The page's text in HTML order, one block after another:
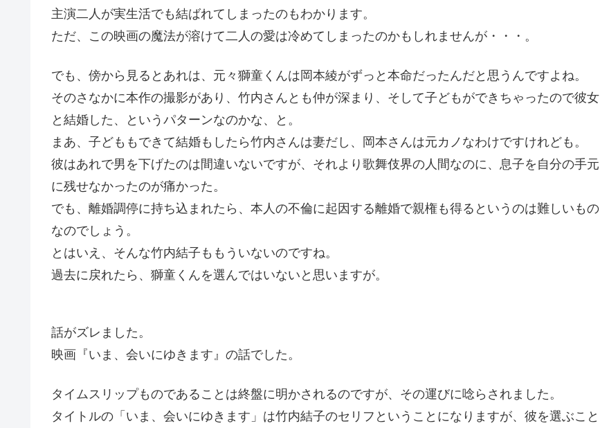
主演二人が実生活でも結ばれてしまったのもわかります。
ただ、この映画の魔法が溶けて二人の愛は冷めてしまったのかもしれませんが・・・。
でも、傍から見るとあれは、元々獅童くんは岡本綾がずっと本命だったんだと思うんですよね。
そのさなかに本作の撮影があり、竹内さんとも仲が深まり、そして子どもができちゃったので彼女
と結婚した、というパターンなのかな、と。
まあ、子どももできて結婚もしたら竹内さんは妻だし、岡本さんは元カノなわけですけれども。
彼はあれで男を下げたのは間違いないですが、それより歌舞伎界の人間なのに、息子を自分の手元
に残せなかったのが痛かった。
でも、離婚調停に持ち込まれたら、本人の不倫に起因する離婚で親権も得るというのは難しいもの
なのでしょう。
とはいえ、そんな竹内結子ももういないのですね。
過去に戻れたら、獅童くんを選んではいないと思いますが。
話がズレました。
映画『いま、会いにゆきます』の話でした。
タイムスリップものであることは終盤に明かされるのですが、その運びに唸らされました。
タイトルの「いま、会いにゆきます」は竹内結子のセリフということになりますが、彼を選ぶこと